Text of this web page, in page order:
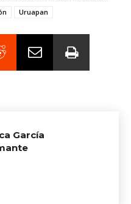
Uruapan
García